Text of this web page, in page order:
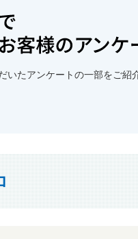
いたアンケートの一部をご紹